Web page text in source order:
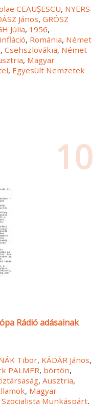
CEAUȘESCU, NYERS
János,GRÓSZ
Júlia, 1956,
infláció, Románia, Német
,Csehszlovákia, Német
, Magyar
, Egyesült Nemzetek
10
Rádió adásainak
Tibor, KÁDÁR János,
PALMER, börtön,
,Ausztria,
, Magyar
Szocialista Munkáspárt,